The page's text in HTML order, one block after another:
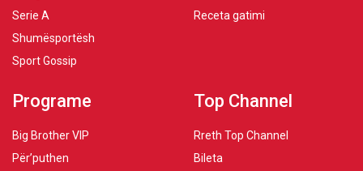
Serie A
Shumësportësh
Sport Gossip
Receta gatimi
Programe
Big Brother VIP
Për’puthen
Top Channel
Rreth Top Channel
Bileta